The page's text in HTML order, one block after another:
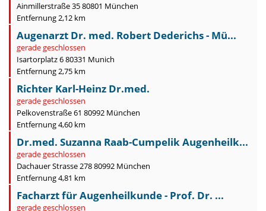
Ainmillerstraße 35 80801 München
Entfernung 2,12 km
Augenarzt Dr. med. Robert Dederichs - Mü...
gerade geschlossen
Isartorplatz 6 80331 Munich
Entfernung 2,75 km
Richter Karl-Heinz Dr.med.
gerade geschlossen
Pelkovenstraße 61 80992 München
Entfernung 4,60 km
Dr.med. Suzanna Raab-Cumpelik Augenheilk...
gerade geschlossen
Dachauer Strasse 278 80992 München
Entfernung 4,81 km
Facharzt für Augenheilkunde - Prof. Dr. ...
gerade geschlossen